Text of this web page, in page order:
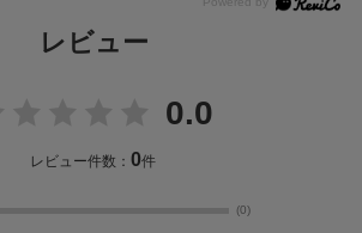
レビュー
0.0
レビュー件数：0件
(0)